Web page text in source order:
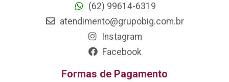
(62) 99614-6319
atendimento@grupobig.com.br
Instagram
Facebook
Formas de Pagamento